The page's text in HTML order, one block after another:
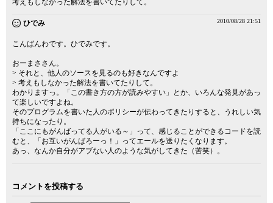
考えもしなかった解法を書いてたりして。
ひでみ 2010/08/28 21:51
こんばんわです。ひでみです。
おーまささん。
> それと、他人のソースを見るのも好きなんですよ
> 考えもしなかった解法を書いてたりして。
わかりますっ。「この書き方の方が読みやすい」とか、いろんな発見があっ
て楽しいですよね。
そのプログラムを書いた人のポリシーが伝わってきたりすると、うれしい気
持ちになったり。
「ここにもがんばってる人がいる～」って、感じることができるコードを読
むと、「お互いがんばろーっ！」ってエールを送りたくなります。
あっ、なんか自分がアブない人のような気がしてきた（苦笑）。
コメントを投稿する